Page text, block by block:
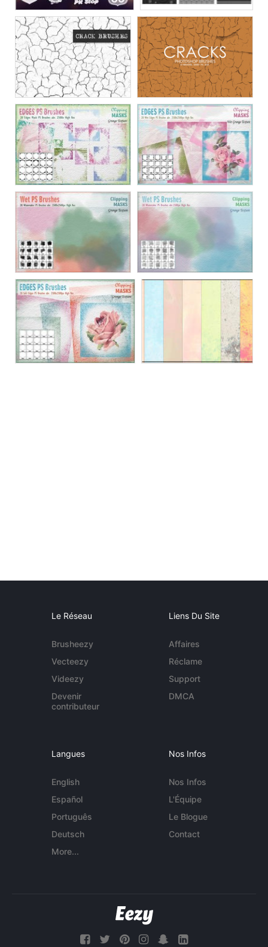
Le Réseau
Brusheezy
Vecteezy
Videezy
Devenir
contributeur
Liens Du Site
Affaires
Réclame
Support
DMCA
Langues
English
Español
Português
Deutsch
More...
Nos Infos
Nos Infos
L'Équipe
Le Blogue
Contact